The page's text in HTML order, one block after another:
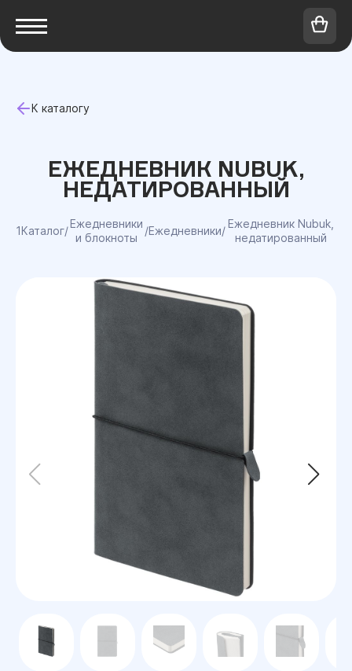
К каталогу
ЕЖЕДНЕВНИК NUBUK,
НЕДАТИРОВАННЫЙ
1Каталог/
Ежедневники
и блокноты
/Ежедневники/
Ежедневник Nubuk,
недатированный